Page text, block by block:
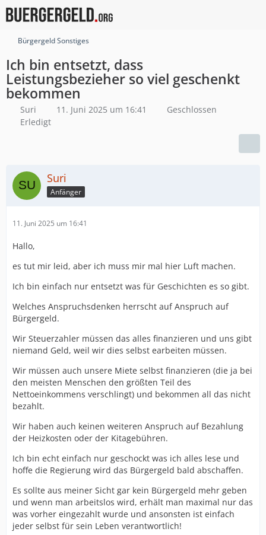
Bürgergeld Sonstiges
Ich bin entsetzt, dass
Leistungsbezieher so viel geschenkt
bekommen
Suri 11. Juni 2025 um 16:41
Geschlossen
Erledigt
Suri
Anfänger
11. Juni 2025 um 16:41
Hallo,
es tut mir leid, aber ich muss mir mal hier Luft machen.
Ich bin einfach nur entsetzt was für Geschichten es so gibt.
Welches Anspruchsdenken herrscht auf Anspruch auf
Bürgergeld.
Wir Steuerzahler müssen das alles finanzieren und uns gibt
niemand Geld, weil wir dies selbst earbeiten müssen.
Wir müssen auch unsere Miete selbst finanzieren (die ja bei
den meisten Menschen den größten Teil des
Nettoeinkommens verschlingt) und bekommen all das nicht
bezahlt.
Wir haben auch keinen weiteren Anspruch auf Bezahlung
der Heizkosten oder der Kitagebühren.
Ich bin echt einfach nur geschockt was ich alles lese und
hoffe die Regierung wird das Bürgergeld bald abschaffen.
Es sollte aus meiner Sicht gar kein Bürgergeld mehr geben
und wenn man arbeitslos wird, erhält man maximal nur das
was vorher eingezahlt wurde und ansonsten ist einfach
jeder selbst für sein Leben verantwortlich!